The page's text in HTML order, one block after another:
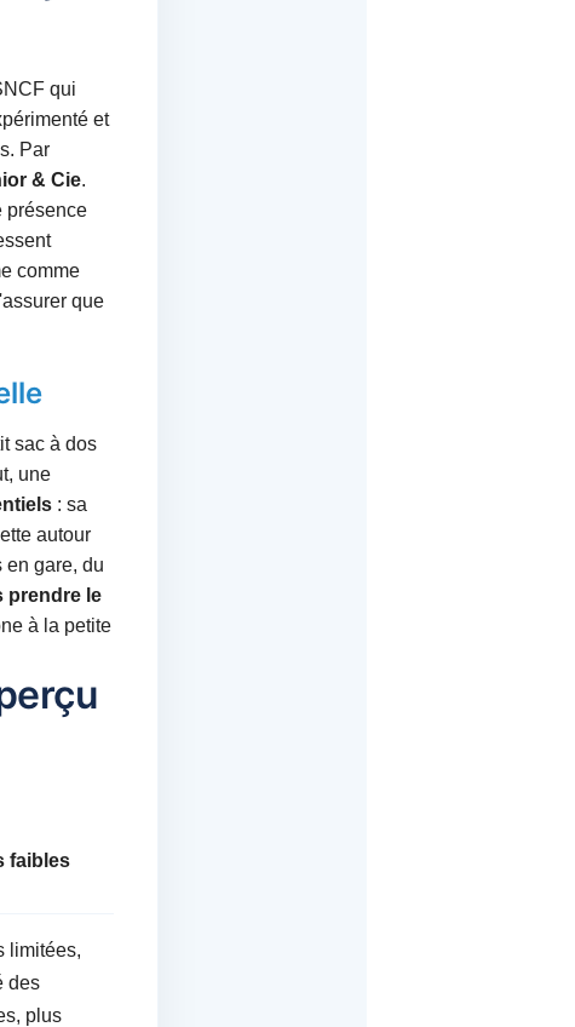
qui
et
Par
& Cie.
présence
comme
que
sac à dos
une
: sa
autour
gare, du
prendre le
à la petite
faibles
limitées,
des
plus